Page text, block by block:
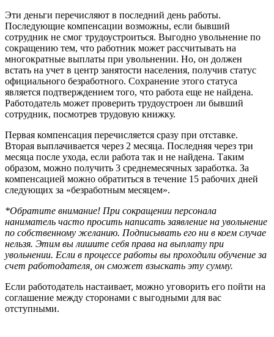
Эти деньги перечисляют в последний день работы.
Последующие компенсации возможны, если бывший
сотрудник не смог трудоустроиться. Выгодно увольнение по
сокращению тем, что работник может рассчитывать на
многократные выплаты при увольнении. Но, он должен
встать на учет в центр занятости населения, получив статус
официального безработного. Сохранение этого статуса
является подтверждением того, что работа еще не найдена.
Работодатель может проверить трудоустроен ли бывший
сотрудник, посмотрев трудовую книжку.
Первая компенсация перечисляется сразу при отставке.
Вторая выплачивается через 2 месяца. Последняя через три
месяца после ухода, если работа так и не найдена. Таким
образом, можно получить 3 среднемесячных заработка. За
компенсацией можно обратиться в течение 15 рабочих дней
следующих за «безработным месяцем».
*Обратите внимание! При сокращении персонала
наниматель часто просить написать заявление на увольнение
по собственному желанию. Подписывать его ни в коем случае
нельзя. Этим вы лишите себя права на выплату при
увольнении. Если в процессе работы вы проходили обучение за
счет работодателя, он сможет взыскать эту сумму.
Если работодатель настаивает, можно уговорить его пойти на
соглашение между сторонами с выгодными для вас
отступными.